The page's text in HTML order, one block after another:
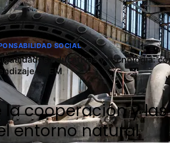
SOCIAL
educativas y tecnología:
STEM
la cooperación y
entorno natural